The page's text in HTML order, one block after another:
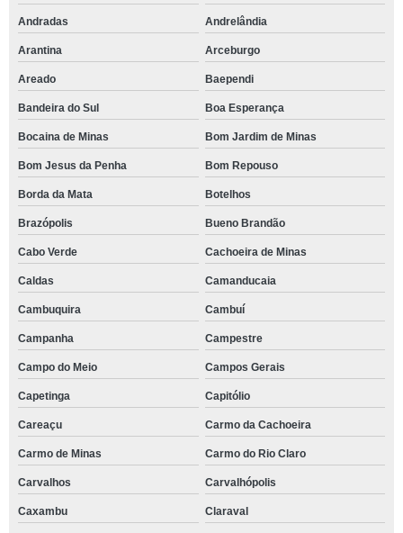
Andradas Andrelândia
Arantina Arceburgo
Areado Baependi
Bandeira do Sul Boa Esperança
Bocaina de Minas Bom Jardim de Minas
Bom Jesus da Penha Bom Repouso
Borda da Mata Botelhos
Brazópolis Bueno Brandão
Cabo Verde Cachoeira de Minas
Caldas Camanducaia
Cambuquira Cambuí
Campanha Campestre
Campo do Meio Campos Gerais
Capetinga Capitólio
Careaçu Carmo da Cachoeira
Carmo de Minas Carmo do Rio Claro
Carvalhos Carvalhópolis
Caxambu Claraval